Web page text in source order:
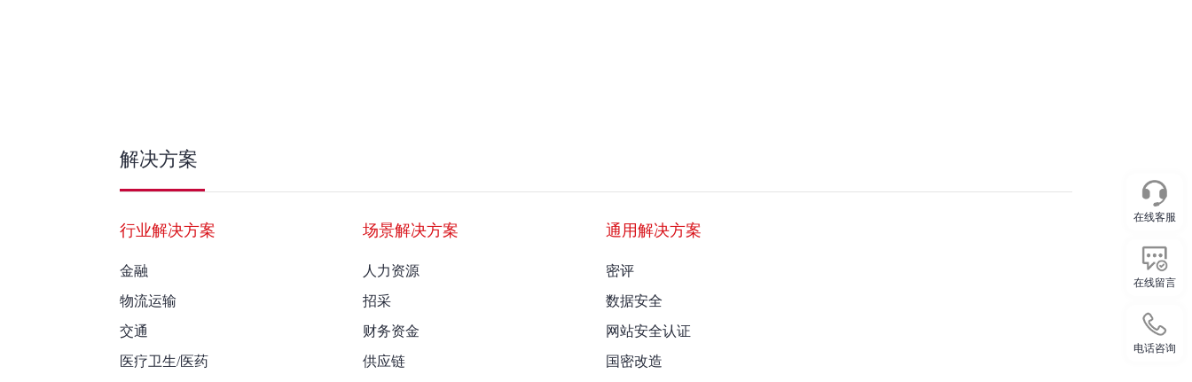
解决方案
行业解决方案
金融
物流运输
交通
医疗卫生/医药
场景解决方案
人力资源
招采
财务资金
供应链
通用解决方案
密评
数据安全
网站安全认证
国密改造
在线客服
在线留言
电话咨询